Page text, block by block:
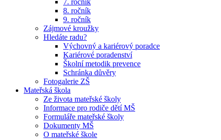
7. ročník
8. ročník
9. ročník
Zájmové kroužky
Hledáte radu?
Výchovný a kariérový poradce
Kariérové poradenství
Školní metodik prevence
Schránka důvěry
Fotogalerie ZŠ
Mateřská škola
Ze života mateřské školy
Informace pro rodiče dětí MŠ
Formuláře mateřské školy
Dokumenty MŠ
O mateřské škole